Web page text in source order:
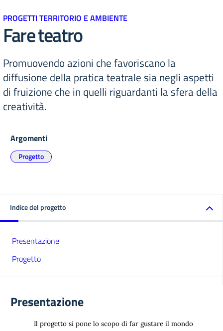
PROGETTI TERRITORIO E AMBIENTE
Fare teatro
Promuovendo azioni che favoriscano la
diffusione della pratica teatrale sia negli aspetti
di fruizione che in quelli riguardanti la sfera della
creatività.
Argomenti
Progetto
Indice del progetto
Presentazione
Progetto
Presentazione
Il progetto si pone lo scopo di far gustare il mondo